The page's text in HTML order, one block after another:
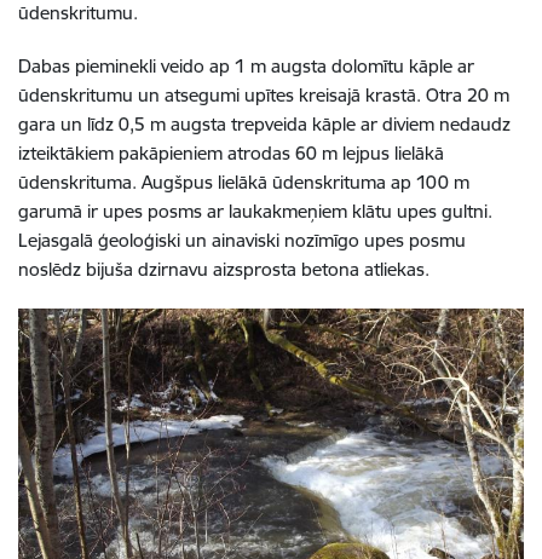
ūdenskritumu.
Dabas pieminekli veido ap 1 m augsta dolomītu kāple ar
ūdenskritumu un atsegumi upītes kreisajā krastā. Otra 20 m
gara un līdz 0,5 m augsta trepveida kāple ar diviem nedaudz
izteiktākiem pakāpieniem atrodas 60 m lejpus lielākā
ūdenskrituma. Augšpus lielākā ūdenskrituma ap 100 m
garumā ir upes posms ar laukakmeņiem klātu upes gultni.
Lejasgalā ģeoloģiski un ainaviski nozīmīgo upes posmu
noslēdz bijuša dzirnavu aizsprosta betona atliekas.